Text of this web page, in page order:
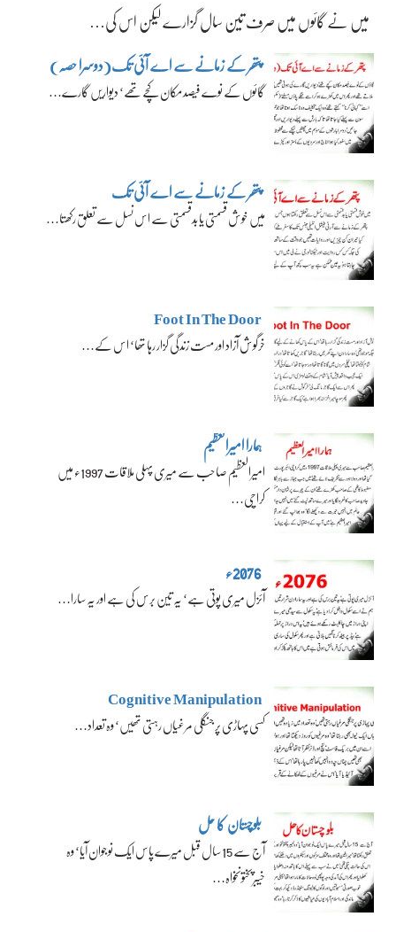
میں نے گائوں میں صرف تین سال گزارے لیکن اس کی…
پتھر کے زمانے سے اے آئی تک(دوسرا حصہ)
گائوں کے نوے فیصد مکان کچے تھے‘ دیواریں گارے…
پتھر کے زمانے سے اے آئی تک
میں خوش قسمتی یا بدقسمتی سے اس نسل سے تعلق رکھتا…
Foot In The Door
خرگوش آزاد اور مست زندگی گزار رہا تھا‘ اس کے…
ہمارا امیرالعظیم
امیرالعظیم صاحب سے میری پہلی ملاقات 1997ء میں
کراچی…
2076ء
آئزل میری پوتی ہے‘ یہ تین برس کی ہے اور یہ سارا…
Cognitive Manipulation
کسی پہاڑی پر جنگلی مرغیاں رہتی تھیں‘ وہ تعداد…
بلوچستان کا حل
آج سے 15 سال قبل میرے پاس ایک نوجوان آیا‘ وہ
خیبرپختونخواہ…